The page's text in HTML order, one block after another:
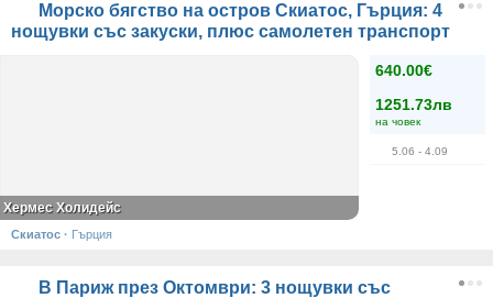
Морско бягство на остров Скиатос, Гърция: 4
нощувки със закуски, плюс самолетен транспорт
640.00€
1251.73лв
на човек
5.06 - 4.09
Хермес Холидейс
Скиатос · Гърция
В Париж през Октомври: 3 нощувки със